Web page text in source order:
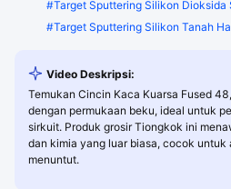
#Target Sputtering Silikon Dioksida
#Target Sputtering Silikon Tanah
Video Deskripsi:
Temukan Cincin Kaca Kuarsa Fused
dengan permukaan beku, ideal untuk
sirkuit. Produk grosir Tiongkok ini
dan kimia yang luar biasa, cocok
menuntut.